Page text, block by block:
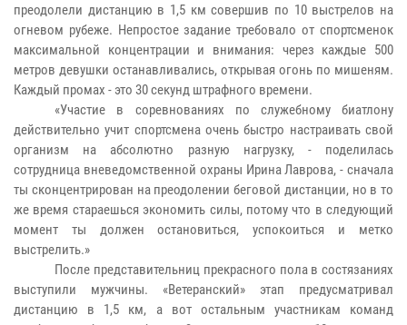
преодолели дистанцию в 1,5 км совершив по 10 выстрелов на
огневом рубеже. Непростое задание требовало от спортсменок
максимальной концентрации и внимания: через каждые 500
метров девушки останавливались, открывая огонь по мишеням.
Каждый промах - это 30 секунд штрафного времени.
«Участие в соревнованиях по служебному биатлону
действительно учит спортсмена очень быстро настраивать свой
организм на абсолютно разную нагрузку, - поделилась
сотрудница вневедомственной охраны Ирина Лаврова, - сначала
ты сконцентрирован на преодолении беговой дистанции, но в то
же время стараешься экономить силы, потому что в следующий
момент ты должен остановиться, успокоиться и метко
выстрелить.»
После представительниц прекрасного пола в состязаниях
выступили мужчины. «Ветеранский» этап предусматривал
дистанцию в 1,5 км, а вот остальным участникам команд